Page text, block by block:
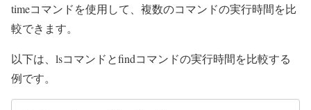
timeコマンドを使用して、複数のコマンドの実行時間を比
較できます。
以下は、lsコマンドとfindコマンドの実行時間を比較する
例です。